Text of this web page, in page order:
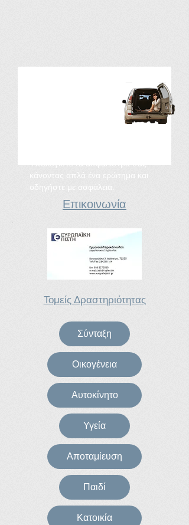
Υπολογίστε τα ασφάλιστρά σας
κάνοντας απλά ένα ερώτημα και
οδηγήστε με ασφάλεια.
Επικοινωνία
Τομείς Δραστηριότητας
Σύνταξη
Οικογένεια
Αυτοκίνητο
Υγεία
Αποταμίευση
Παιδί
Κατοικία